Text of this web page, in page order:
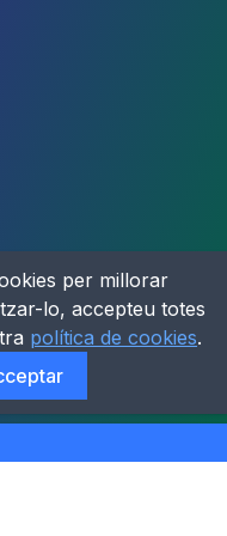
per millorar
lo, accepteu totes
política de cookies.